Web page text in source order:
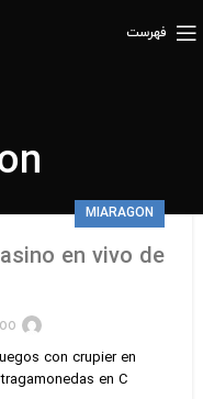
فهرست
MIARAGON
en vivo de
con crupier en
en C...